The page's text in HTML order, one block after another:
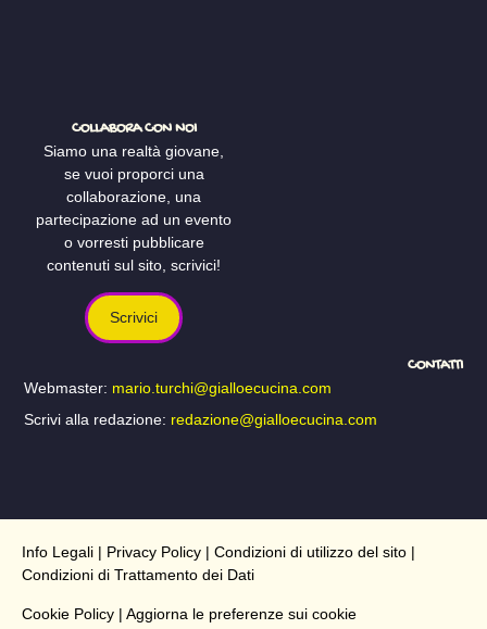
COLLABORA CON NOI
Siamo una realtà giovane,
se vuoi proporci una
collaborazione, una
partecipazione ad un evento
o vorresti pubblicare
contenuti sul sito, scrivici!
Scrivici
CONTATTI
Webmaster: mario.turchi@gialloecucina.com
Scrivi alla redazione: redazione@gialloecucina.com
Info Legali | Privacy Policy | Condizioni di utilizzo del sito |
Condizioni di Trattamento dei Dati
Cookie Policy | Aggiorna le preferenze sui cookie